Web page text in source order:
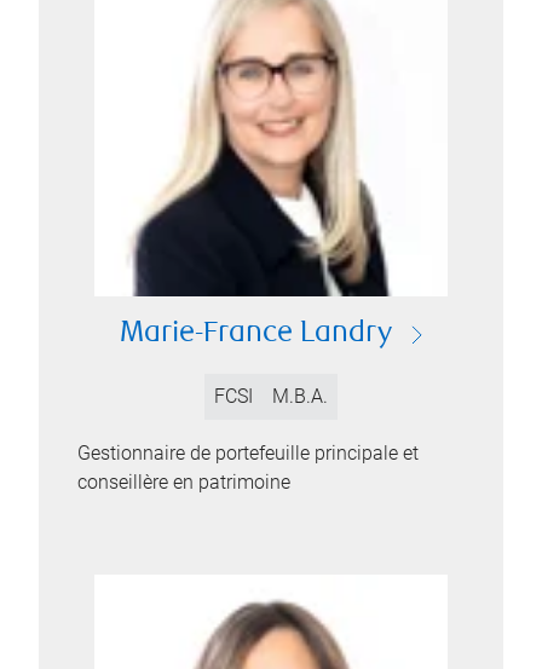
Marie-France Landry
FCSI M.B.A.
Gestionnaire de portefeuille principale et
conseillère en patrimoine